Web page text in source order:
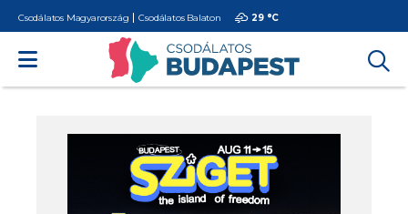
Csodálatos Magyarország Csodálatos Balaton 29 °C